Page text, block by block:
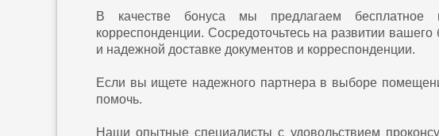
В качестве бонуса мы предлагаем бесплатное
корреспонденции. Сосредоточьтесь на развитии
и надежной доставке документов и корреспонденции.
Если вы ищете надежного партнера в выборе
помочь.
Наши опытные специалисты с удовольствием